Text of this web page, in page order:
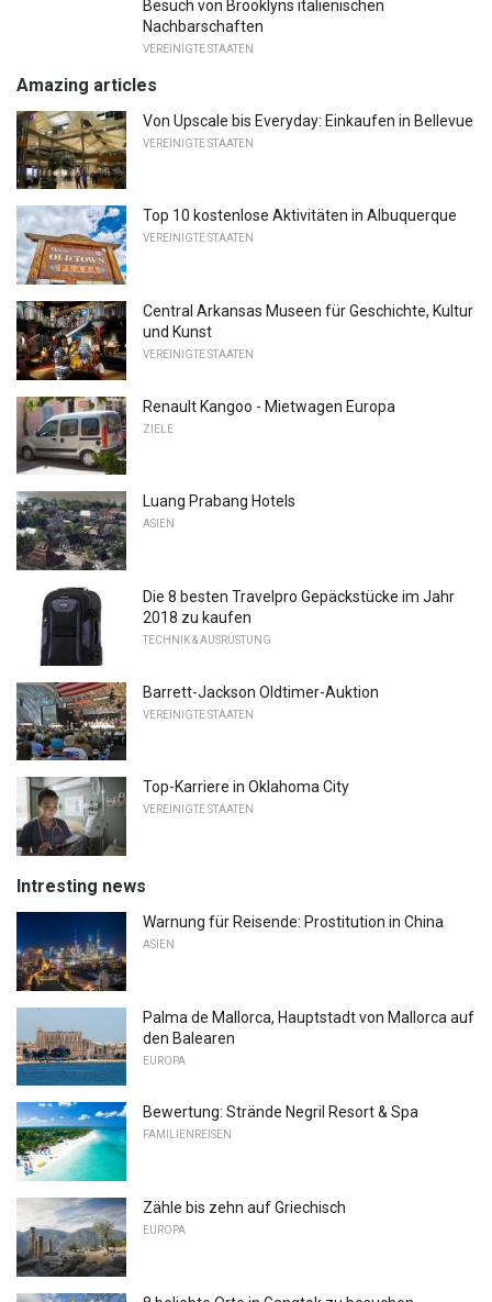
Besuch von Brooklyns italienischen
Nachbarschaften
VEREINIGTE STAATEN
Amazing articles
Von Upscale bis Everyday: Einkaufen in Bellevue
VEREINIGTE STAATEN
Top 10 kostenlose Aktivitäten in Albuquerque
VEREINIGTE STAATEN
Central Arkansas Museen für Geschichte, Kultur
und Kunst
VEREINIGTE STAATEN
Renault Kangoo - Mietwagen Europa
ZIELE
Luang Prabang Hotels
ASIEN
Die 8 besten Travelpro Gepäckstücke im Jahr
2018 zu kaufen
TECHNIK & AUSRÜSTUNG
Barrett-Jackson Oldtimer-Auktion
VEREINIGTE STAATEN
Top-Karriere in Oklahoma City
VEREINIGTE STAATEN
Intresting news
Warnung für Reisende: Prostitution in China
ASIEN
Palma de Mallorca, Hauptstadt von Mallorca auf
den Balearen
EUROPA
Bewertung: Strände Negril Resort & Spa
FAMILIENREISEN
Zähle bis zehn auf Griechisch
EUROPA